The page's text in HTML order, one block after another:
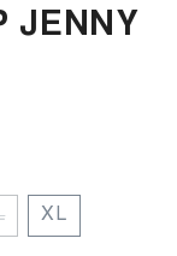
JENNY
XL